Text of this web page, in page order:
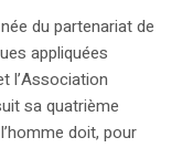
du partenariat de
appliquées
l’Association
sa quatrième
doit, pour